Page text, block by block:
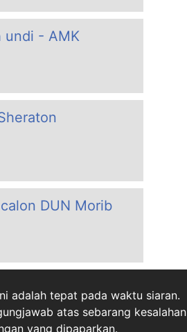
undi - AMK
DUN Morib
adalah tepat pada waktu siaran.
atas sebarang kesalahan
yang dipaparkan.